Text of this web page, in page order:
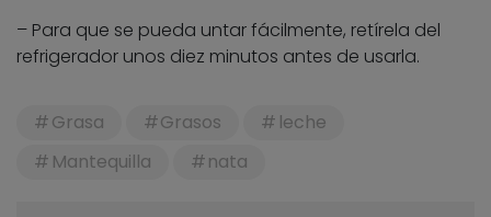
– Para que se pueda untar fácilmente, retírela del
refrigerador unos diez minutos antes de usarla.
Grasa Grasos
leche
Mantequilla
nata